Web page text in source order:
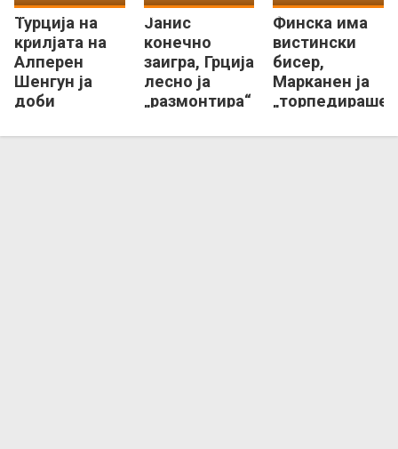
Турција на
крилјата на
Алперен
Шенгун ја
доби
со Литванија
Литванија
Јанис
конечно
заигра, Грција
лесно ја
„размонтира“
Грција
Финска има
вистински
бисер,
Марканен ја
„торпедираше“
Полска